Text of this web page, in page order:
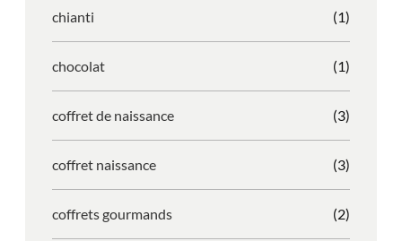
chianti (1)
chocolat (1)
coffret de naissance (3)
coffret naissance (3)
coffrets gourmands (2)